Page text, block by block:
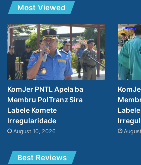
Most Viewed
KomJer PNTL Apela ba
Membru PolTranz Sira
Labele Komete
Irregularidade
August 10, 2026
Best Reviews